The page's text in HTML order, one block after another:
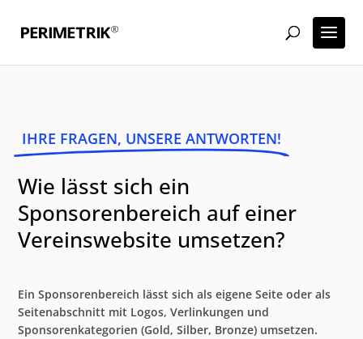
IHRE FRAGEN, UNSERE ANTWORTEN!
Wie lässt sich ein
Sponsorenbereich auf einer
Vereinswebsite umsetzen?
Ein Sponsorenbereich lässt sich als eigene Seite oder als
Seitenabschnitt mit Logos, Verlinkungen und
Sponsorenkategorien (Gold, Silber, Bronze) umsetzen.